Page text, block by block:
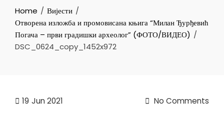
Home
Вијести
Отворена изложба и промовисана књига “Милан Ђурђевић
Погача – први градишки археолог” (ФОТО/ВИДЕО)
DSC_0624_copy_1452x972
19 Jun 2021 No Comments